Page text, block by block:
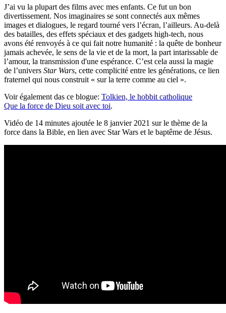
J’ai vu la plupart des films avec mes enfants. Ce fut un bon
divertissement. Nos imaginaires se sont connectés aux mêmes
images et dialogues, le regard tourné vers l’écran, l’ailleurs. Au-delà
des batailles, des effets spéciaux et des gadgets high-tech, nous
avons été renvoyés à ce qui fait notre humanité : la quête de bonheur
jamais achevée, le sens de la vie et de la mort, la part intarissable de
l’amour, la transmission d'une espérance. C’est cela aussi la magie
de l’univers Star Wars, cette complicité entre les générations, ce lien
fraternel qui nous construit « sur la terre comme au ciel ».
Voir également das ce blogue: Tolkien, le hobbit catholique
Que la force de Dieu soit avec toi.
Vidéo de 14 minutes ajoutée le 8 janvier 2021 sur le thème de la
force dans la Bible, en lien avec Star Wars et le baptême de Jésus.